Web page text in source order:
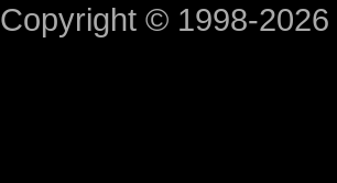
Copyright © 1998-